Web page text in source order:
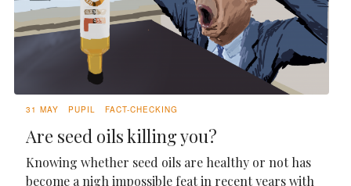
31 MAY PUPIL FACT-CHECKING
Are seed oils killing you?
Knowing whether seed oils are healthy or not has
become a nigh impossible feat in recent years with